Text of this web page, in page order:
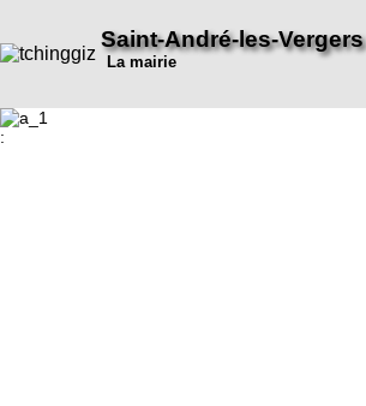
Saint-André-les-Vergers
La mairie
: